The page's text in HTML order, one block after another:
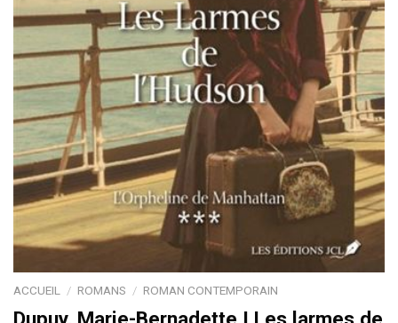
ACCUEIL / ROMANS / ROMAN CONTEMPORAIN